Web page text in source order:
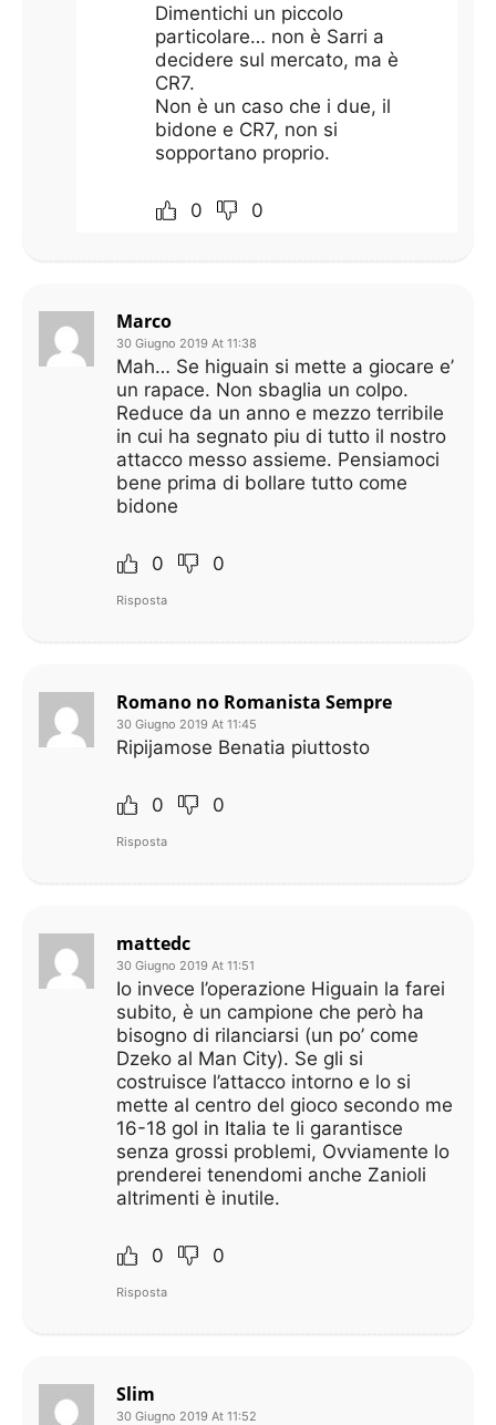
Dimentichi un piccolo
particolare… non è Sarri a
decidere sul mercato, ma è
CR7.
Non è un caso che i due, il
bidone e CR7, non si
sopportano proprio.
0 0
Marco
30 Giugno 2019 At 11:38
Mah… Se higuain si mette a giocare e’
un rapace. Non sbaglia un colpo.
Reduce da un anno e mezzo terribile
in cui ha segnato piu di tutto il nostro
attacco messo assieme. Pensiamoci
bene prima di bollare tutto come
bidone
0 0
Risposta
Romano no Romanista Sempre
30 Giugno 2019 At 11:45
Ripijamose Benatia piuttosto
0 0
Risposta
mattedc
30 Giugno 2019 At 11:51
Io invece l’operazione Higuain la farei
subito, è un campione che però ha
bisogno di rilanciarsi (un po’ come
Dzeko al Man City). Se gli si
costruisce l’attacco intorno e lo si
mette al centro del gioco secondo me
16-18 gol in Italia te li garantisce
senza grossi problemi, Ovviamente lo
prenderei tenendomi anche Zanioli
altrimenti è inutile.
0 0
Risposta
Slim
30 Giugno 2019 At 11:52